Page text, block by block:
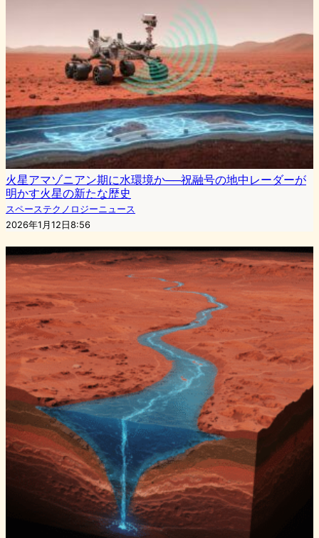
火星アマゾニアン期に水環境か──祝融号の地中レーダーが
明かす火星の新たな歴史
スペーステクノロジーニュース
2026年1月12日8:56